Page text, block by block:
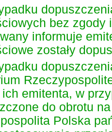
bez zgody
informuje
zostały
emitenta, w
do obrotu
Polska